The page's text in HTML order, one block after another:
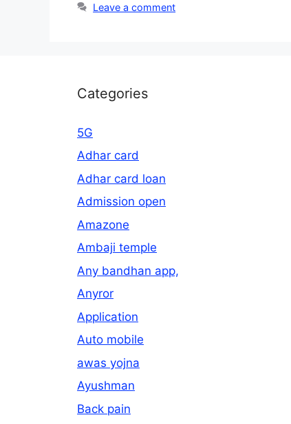
Leave a comment
Categories
5G
Adhar card
Adhar card loan
Admission open
Amazone
Ambaji temple
Any bandhan app,
Anyror
Application
Auto mobile
awas yojna
Ayushman
Back pain